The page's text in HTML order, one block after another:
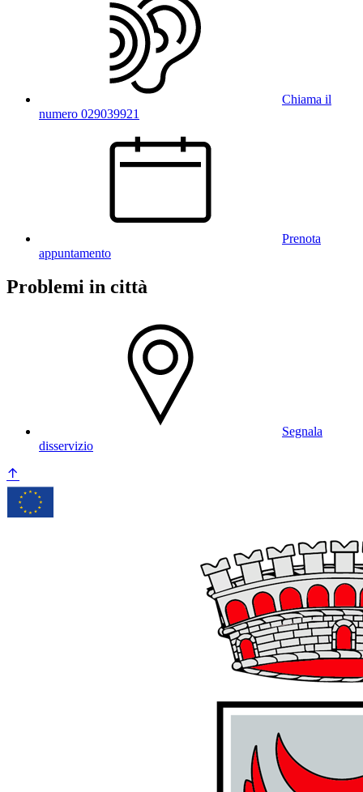
Chiama il
numero 029039921
Prenota
appuntamento
Problemi in città
Segnala
disservizio